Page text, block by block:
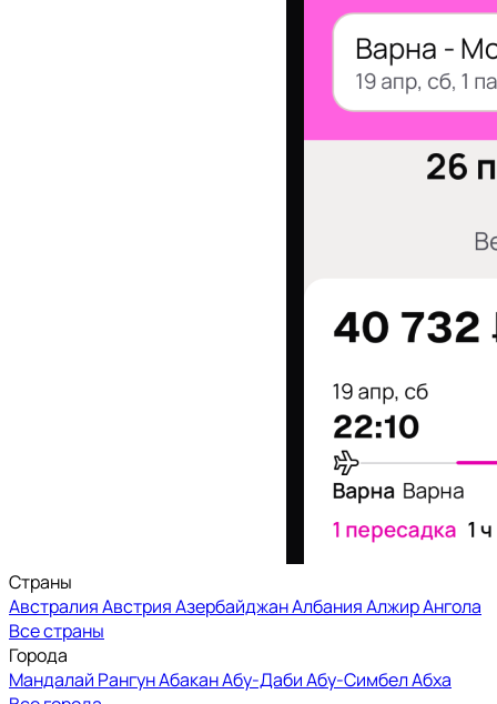
Страны
АвстралияАвстрияАзербайджанАлбанияАлжирАнгола
Все страны
Города
Мандалай РангунАбаканАбу-ДабиАбу-СимбелАбха